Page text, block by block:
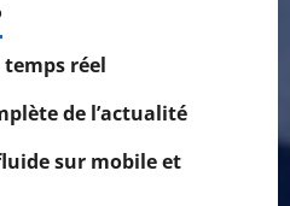
temps réel
de l’actualité
sur mobile et